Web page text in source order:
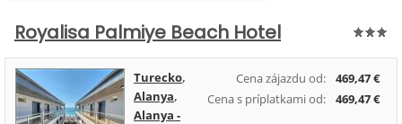
Royalisa Palmiye Beach Hotel
Cena zájazdu od:
469,47 €
Cena s príplatkami od:
469,47 €
Turecko,
Alanya,
Alanya -